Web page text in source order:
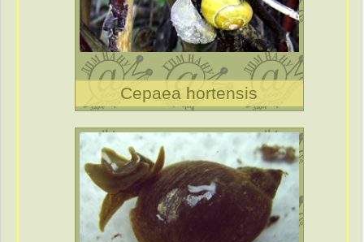
Cepaea hortensis